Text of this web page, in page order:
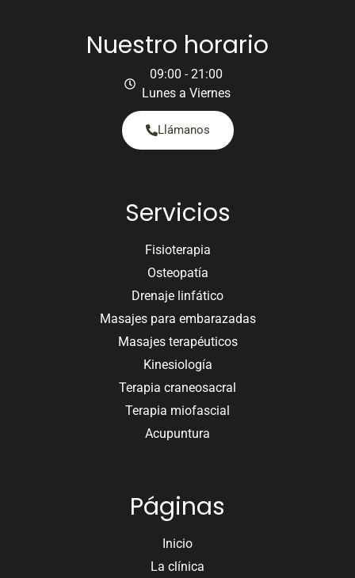
Nuestro horario
09:00 - 21:00
Lunes a Viernes
Llámanos
Servicios
Fisioterapia
Osteopatía
Drenaje linfático
Masajes para embarazadas
Masajes terapéuticos
Kinesiología
Terapia craneosacral
Terapia miofascial
Acupuntura
Páginas
Inicio
La clínica